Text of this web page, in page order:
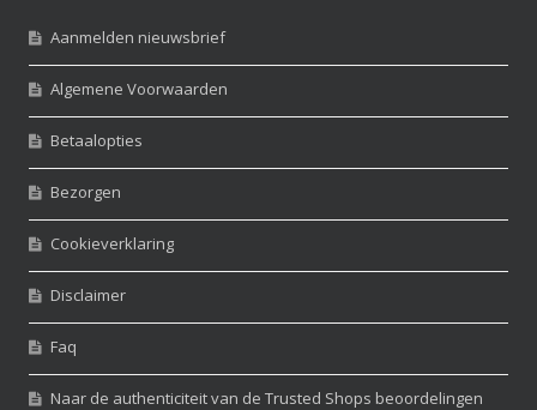
Aanmelden nieuwsbrief
Algemene Voorwaarden
Betaalopties
Bezorgen
Cookieverklaring
Disclaimer
Faq
Naar de authenticiteit van de Trusted Shops beoordelingen